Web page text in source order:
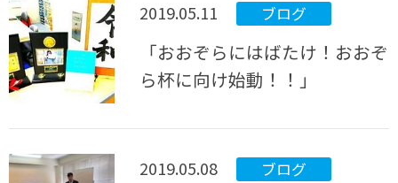
2019.05.11 ブログ
「おおぞらにはばたけ！おおぞ
ら杯に向け始動！！」
2019.05.08 ブログ